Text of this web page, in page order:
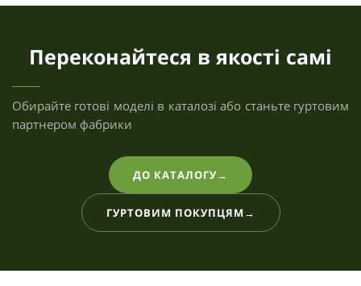
Переконайтеся в якості самі
Обирайте готові моделі в каталозі або станьте гуртовим
партнером фабрики
ДО КАТАЛОГУ
ГУРТОВИМ ПОКУПЦЯМ